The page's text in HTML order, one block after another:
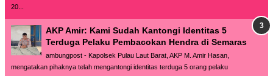
20...
AKP Amir: Kami Sudah Kantongi Identitas 5
Terduga Pelaku Pembacokan Hendra di Semaras
ambungpost - Kapolsek Pulau Laut Barat, AKP M. Amir Hasan,
mengatakan pihaknya telah mengantongi identitas terduga 5 orang pelaku